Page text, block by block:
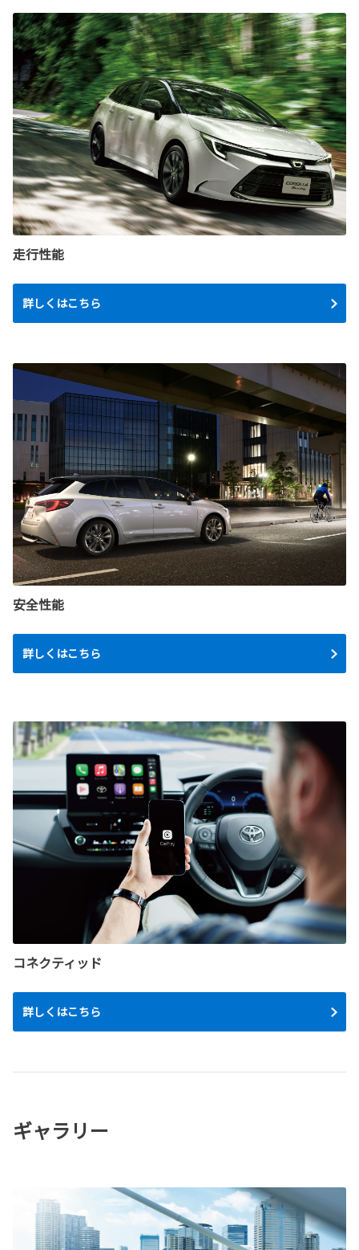
走行性能
詳しくはこちら
安全性能
詳しくはこちら
コネクティッド
詳しくはこちら
ギャラリー